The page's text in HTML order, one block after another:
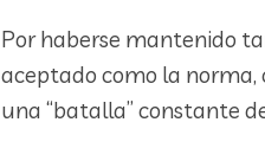
Por haberse mantenido
aceptado como la norma,
una “batalla” constante